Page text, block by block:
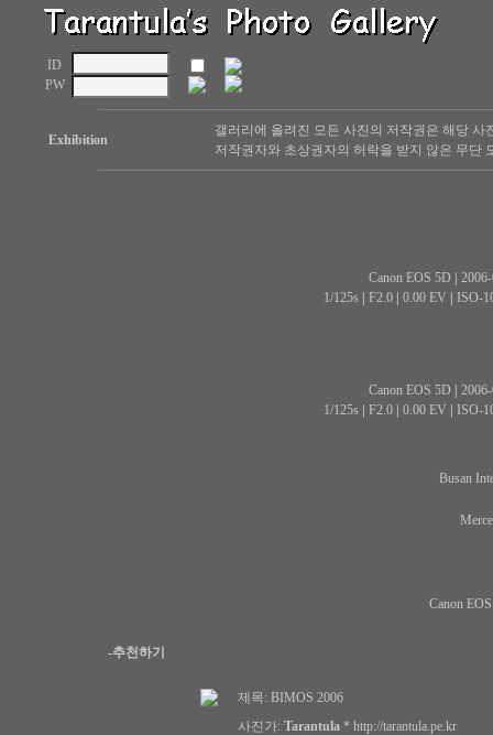
ID
PW
Exhibition
갤러리에 올려진 모든 사진의 저작권은 해당
저작권자와 초상권자의 허락을 받지 않은 무단
Canon EOS 5D
1/125s
F2.0 0.00 EV ISO-
Canon EOS 5D
1/125s
F2.0 0.00 EV ISO-
Busan
Canon
-추천하기
제목: BIMOS 2006
사진가: Tarantula * http://tarantula.pe.kr